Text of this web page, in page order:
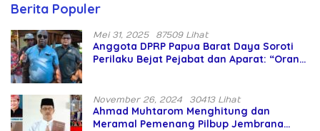
Berita Populer
Mei 31, 2025 87509 Lihat
Anggota DPRP Papua Barat Daya Soroti
Perilaku Bejat Pejabat dan Aparat: “Orang
November 26, 2024 30413 Lihat
Ahmad Muhtarom Menghitung dan
Meramal Pemenang Pilbup Jembrana